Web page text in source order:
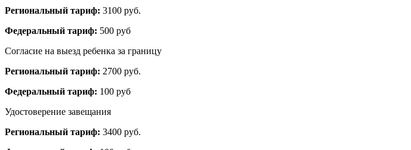
Региональный тариф: 3100 руб.
Федеральный тариф: 500 руб
Согласие на выезд ребенка за границу
Региональный тариф: 2700 руб.
Федеральный тариф: 100 руб
Удостоверение завещания
Региональный тариф: 3400 руб.